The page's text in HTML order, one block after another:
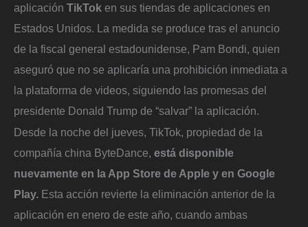
aplicación TikTok en sus tiendas de aplicaciones en
Estados Unidos. La medida se produce tras el anuncio
de la fiscal general estadounidense, Pam Bondi, quien
aseguró que no se aplicaría una prohibición inmediata a
la plataforma de videos, siguiendo las promesas del
presidente Donald Trump de “salvar” la aplicación.
Desde la noche del jueves, TikTok, propiedad de la
compañía china ByteDance, está disponible
nuevamente en la App Store de Apple y en Google
Play. Esta acción revierte la eliminación anterior de la
aplicación en enero de este año, cuando ambas